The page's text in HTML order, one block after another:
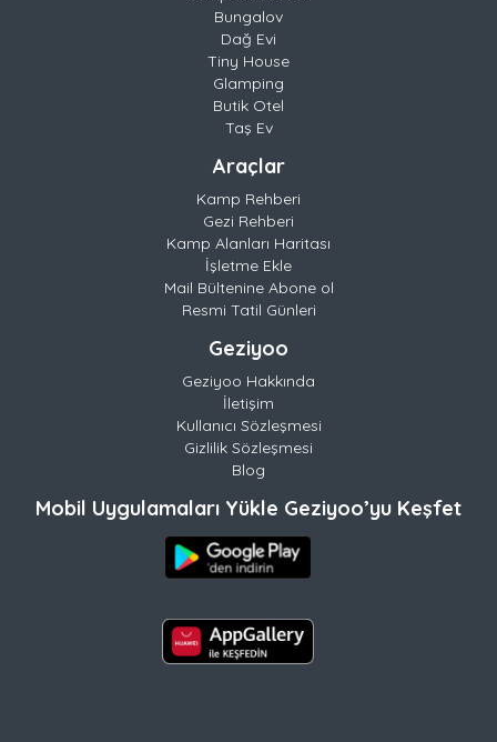
Bungalov
Dağ Evi
Tiny House
Glamping
Butik Otel
Taş Ev
Araçlar
Kamp Rehberi
Gezi Rehberi
Kamp Alanları Haritası
İşletme Ekle
Mail Bültenine Abone ol
Resmi Tatil Günleri
Geziyoo
Geziyoo Hakkında
İletişim
Kullanıcı Sözleşmesi
Gizlilik Sözleşmesi
Blog
Mobil Uygulamaları Yükle Geziyoo’yu Keşfet